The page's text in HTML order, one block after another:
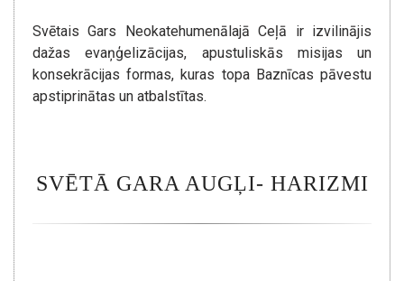
Svētais Gars Neokatehumenālajā Ceļā ir izvilinājis
dažas evaņģelizācijas, apustuliskās misijas un
konsekrācijas formas, kuras topa Baznīcas pāvestu
apstiprinātas un atbalstītas.
SVĒTĀ GARA AUGĻI- HARIZMI